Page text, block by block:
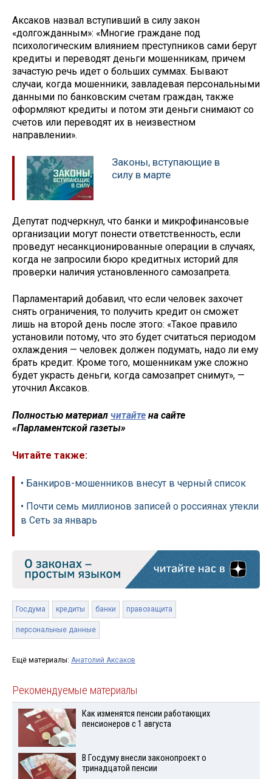
Аксаков назвал вступивший в силу закон
«долгожданным»: «Многие граждане под
психологическим влиянием преступников сами берут
кредиты и переводят деньги мошенникам, причем
зачастую речь идет о больших суммах. Бывают
случаи, когда мошенники, завладевая персональными
данными по банковским счетам граждан, также
оформляют кредиты и потом эти деньги снимают со
счетов или переводят их в неизвестном
направлении».
Законы, вступающие в
силу в марте
Депутат подчеркнул, что банки и микрофинансовые
организации могут понести ответственность, если
проведут несанкционированные операции в случаях,
когда не запросили бюро кредитных историй для
проверки наличия установленного самозапрета.
Парламентарий добавил, что если человек захочет
снять ограничения, то получить кредит он сможет
лишь на второй день после этого: «Такое правило
установили потому, что это будет считаться периодом
охлаждения — человек должен подумать, надо ли ему
брать кредит. Кроме того, мошенникам уже сложно
будет украсть деньги, когда самозапрет снимут», —
уточнил Аксаков.
Полностью материал читайте на сайте
«Парламентской газеты»
Читайте также:
• Банкиров-мошенников внесут в черный список
• Почти семь миллионов записей о россиянах утекли
в Сеть за январь
Госдума кредиты банки правозащита
персональные данные
Ещё материалы: Анатолий Аксаков
Рекомендуемые материалы
Как изменятся пенсии работающих
пенсионеров с 1 августа
В Госдуму внесли законопроект о
тринадцатой пенсии